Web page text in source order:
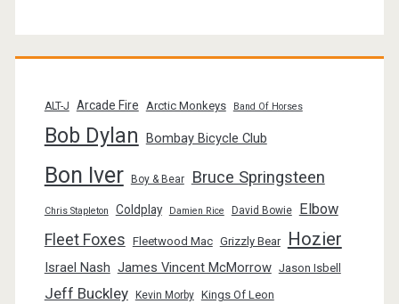
ALT-J Arcade Fire Arctic Monkeys Band Of Horses
Bob Dylan Bombay Bicycle Club
Bon Iver Boy & Bear Bruce Springsteen
Chris Stapleton Coldplay Damien Rice David Bowie Elbow
Fleet Foxes Fleetwood Mac Grizzly Bear Hozier
Israel Nash James Vincent McMorrow Jason Isbell
Jeff Buckley Kevin Morby Kings Of Leon